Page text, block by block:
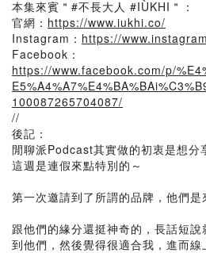
本集來賓＂#不長大人 #IÙKHI＂：
官網： https://www.iukhi.co/
Instagram： https://
Facebook：
https://www.facebook.com/p/
100087265704087/
//
後記：
閒聊派Podcast其實做的初衷是想分
這週是連假來點特別的～
第一次邀請到了所謂的品牌，他們是
跟他們的緣分還挺神奇的，長話短
到他們，然後覺得很適合我，進而線